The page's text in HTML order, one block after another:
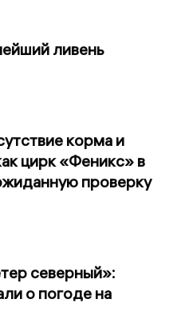
ливень
корма и
цирк «Феникс» в
проверку
северный»:
о погоде на